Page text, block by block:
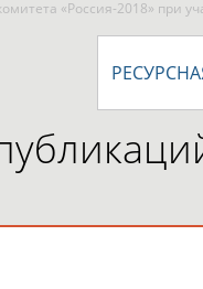
«Россия-2018» при